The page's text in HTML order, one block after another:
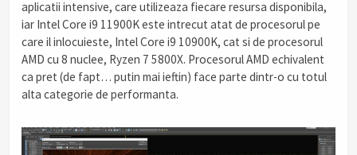
aplicatii intensive, care utilizeaza fiecare resursa disponibila,
iar Intel Core i9 11900K este intrecut atat de procesorul pe
care il inlocuieste, Intel Core i9 10900K, cat si de procesorul
AMD cu 8 nuclee, Ryzen 7 5800X. Procesorul AMD echivalent
ca pret (de fapt… putin mai ieftin) face parte dintr-o cu totul
alta categorie de performanta.